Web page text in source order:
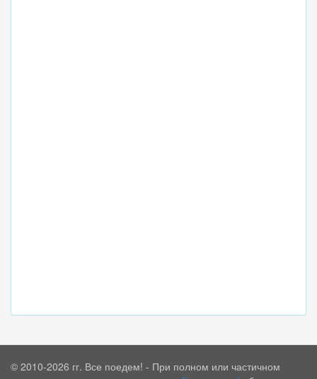
© 2010-2026 гг. Все поедем! - При полном или частичном